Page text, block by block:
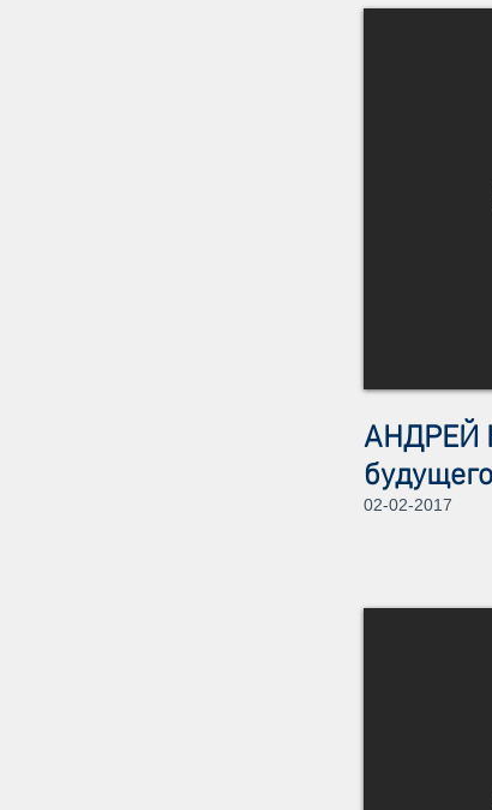
АНДРЕЙ
02-02-2017